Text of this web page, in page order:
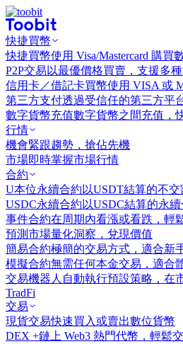
快捷買幣
快捷買幣使用 Visa/Mastercard 購買
P2P交易 以最優價格買賣，支援多
信用卡／借記卡買幣使用 VISA 或
第三方支付透過受信任的第三方平
數字貨幣充值數字貨幣之間充值，
行情
機會緊跟趨勢，搶佔先機
市場即時掌握市場行情
合約
U本位永續合約 以USDT結算的不交
USDC永續合約 以USDC結算的永
事件合約在周期內看漲或看跌，輕
預測市場量化洞察，兌現價值
簡易合約極簡的交易方式，適合新
模擬合約無需任何本金交易，適合
交易機器人 自動執行預設策略，在
TradFi
交易
現貨交易快速買入或賣出數位貨幣
DEX +鏈上 Web3 熱門代幣，輕鬆